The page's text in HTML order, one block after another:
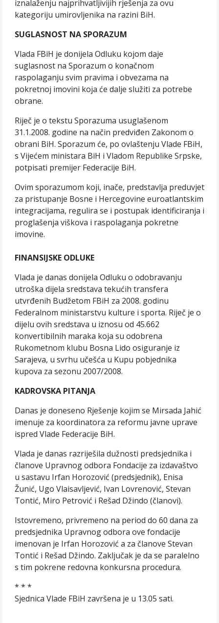
iznalaženju najprihvatljivijih rješenja za ovu
kategoriju umirovljenika na razini BiH.
SUGLASNOST NA SPORAZUM
Vlada FBiH je donijela Odluku kojom daje
suglasnost na Sporazum o konačnom
raspolaganju svim pravima i obvezama na
pokretnoj imovini koja će dalje služiti za potrebe
obrane.
Riječ je o tekstu Sporazuma usuglašenom
31.1.2008. godine na način predviđen Zakonom o
obrani BiH. Sporazum će, po ovlaštenju Vlade FBiH,
s Vijećem ministara BiH i Vladom Republike Srpske,
potpisati premijer Federacije BiH.
Ovim sporazumom koji, inače, predstavlja preduvjet
za pristupanje Bosne i Hercegovine euroatlantskim
integracijama, regulira se i postupak identificiranja i
proglašenja viškova i raspolaganja pokretne
imovine.
FINANSIJSKE ODLUKE
Vlada je danas donijela Odluku o odobravanju
utroška dijela sredstava tekućih transfera
utvrđenih Budžetom FBiH za 2008. godinu
Federalnom ministarstvu kulture i sporta. Riječ je o
dijelu ovih sredstava u iznosu od 45.662
konvertibilnih maraka koja su odobrena
Rukometnom klubu Bosna Lido osiguranje iz
Sarajeva, u svrhu učešća u Kupu pobjednika
kupova za sezonu 2007/2008.
KADROVSKA PITANJA
Danas je doneseno Rješenje kojim se Mirsada Jahić
imenuje za koordinatora za reformu javne uprave
ispred Vlade Federacije BiH.
Vlada je danas razriješila dužnosti predsjednika i
članove Upravnog odbora Fondacije za izdavaštvo
u sastavu Irfan Horozović (predsjednik), Enisa
Žunić, Ugo Vlaisavljević, Ivan Lovrenović, Stevan
Tontić, Miro Petrović i Rešad Džindo (članovi).
Istovremeno, privremeno na period do 60 dana za
predsjednika Upravnog odbora ove fondacije
imenovan je Irfan Horozović a za članove Stevan
Tontić i Rešad Džindo. Zaključak je da se paralelno
s tim pokrene redovna konkursna procedura.
* * *
Sjednica Vlade FBiH završena je u 13.05 sati.